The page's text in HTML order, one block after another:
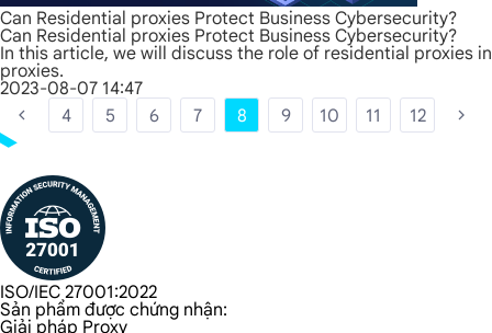
Can Residential proxies Protect Business Cybersecurity?
Can Residential proxies Protect Business Cybersecurity?
In this article, we will discuss the role of residential proxies
proxies.
2023-08-07 14:47
4
5 6 7 8 9 10 11 12
ISO/IEC 27001:2022
Sản phẩm được chứng nhận:
Giải pháp Proxy